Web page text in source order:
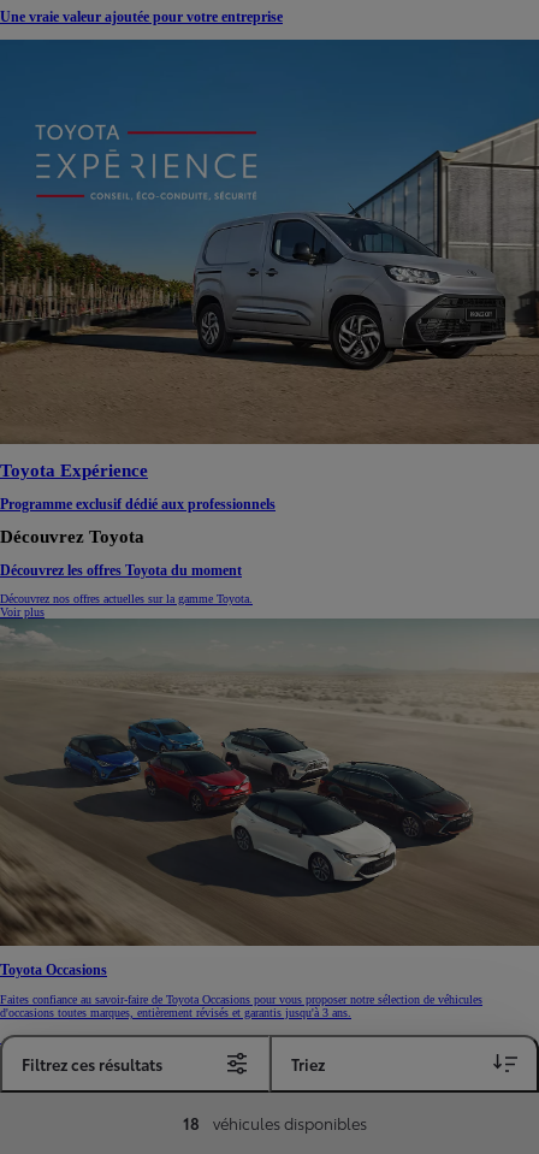
Filtrez ces résultats Triez
18 véhicules disponibles
Une vraie valeur ajoutée pour votre entreprise
Toyota Expérience
Programme exclusif dédié aux professionnels
Découvrez Toyota
Découvrez les offres Toyota du moment
Découvrez nos offres actuelles sur la gamme Toyota.
Voir plus
Toyota Occasions
Faites confiance au savoir-faire de Toyota Occasions pour vous proposer notre sélection de véhicules
d'occasions toutes marques, entièrement révisés et garantis jusqu'à 3 ans.
Voir plus